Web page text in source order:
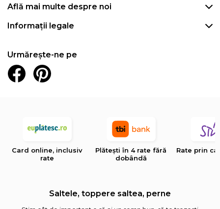
Află mai multe despre noi
Informații legale
Urmărește-ne pe
Card online, inclusiv
rate
Plătești în 4 rate fără
dobândă
Rate prin
Saltele, toppere saltea, perne